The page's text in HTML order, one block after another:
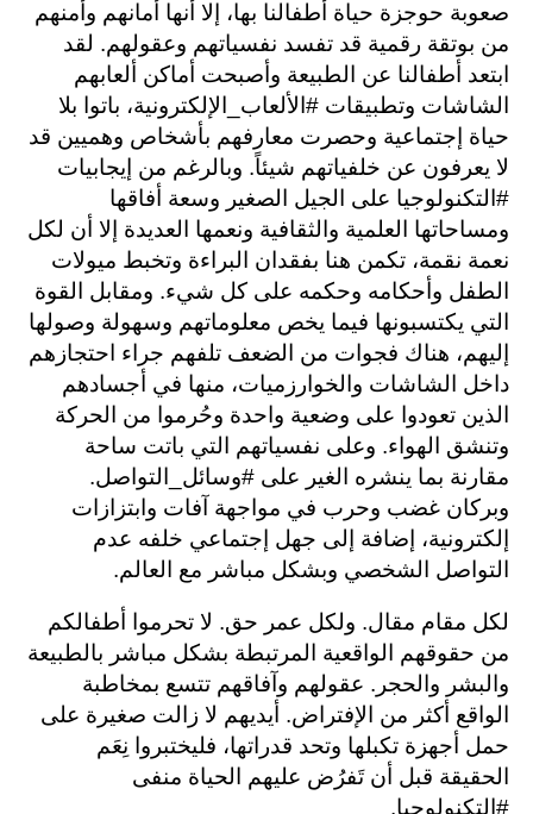
صعوبة حوجزة حياة أطفالنا بها، إلا أنها أمانهم وأمنهم
من بوتقة رقمية قد تفسد نفسياتهم وعقولهم. لقد
ابتعد أطفالنا عن الطبيعة وأصبحت أماكن ألعابهم
الشاشات وتطبيقات #الألعاب_الإلكترونية، باتوا بلا
حياة إجتماعية وحصرت معارفهم بأشخاص وهميين قد
لا يعرفون عن خلفياتهم شيئاً. وبالرغم من إيجابيات
#التكنولوجيا على الجيل الصغير وسعة أفاقها
ومساحاتها العلمية والثقافية ونعمها العديدة إلا أن لكل
نعمة نقمة، تكمن هنا بفقدان البراءة وتخبط ميولات
الطفل وأحكامه وحكمه على كل شيء. ومقابل القوة
التي يكتسبونها فيما يخص معلوماتهم وسهولة وصولها
إليهم، هناك فجوات من الضعف تلفهم جراء احتجازهم
داخل الشاشات والخوارزميات، منها في أجسادهم
الذين تعودوا على وضعية واحدة وحُرموا من الحركة
وتنشق الهواء. وعلى نفسياتهم التي باتت ساحة
مقارنة بما ينشره الغير على #وسائل_التواصل.
وبركان غضب وحرب في مواجهة آفات وابتزازات
إلكترونية، إضافة إلى جهل إجتماعي خلفه عدم
التواصل الشخصي وبشكل مباشر مع العالم.
لكل مقام مقال. ولكل عمر حق. لا تحرموا أطفالكم
من حقوقهم الواقعية المرتبطة بشكل مباشر بالطبيعة
والبشر والحجر. عقولهم وآفاقهم تتسع بمخاطبة
الواقع أكثر من الإفتراض. أيديهم لا زالت صغيرة على
حمل أجهزة تكبلها وتحد قدراتها، فليختبروا نِعَم
الحقيقة قبل أن تَفرُض عليهم الحياة منفى
#التكنولوجيا.